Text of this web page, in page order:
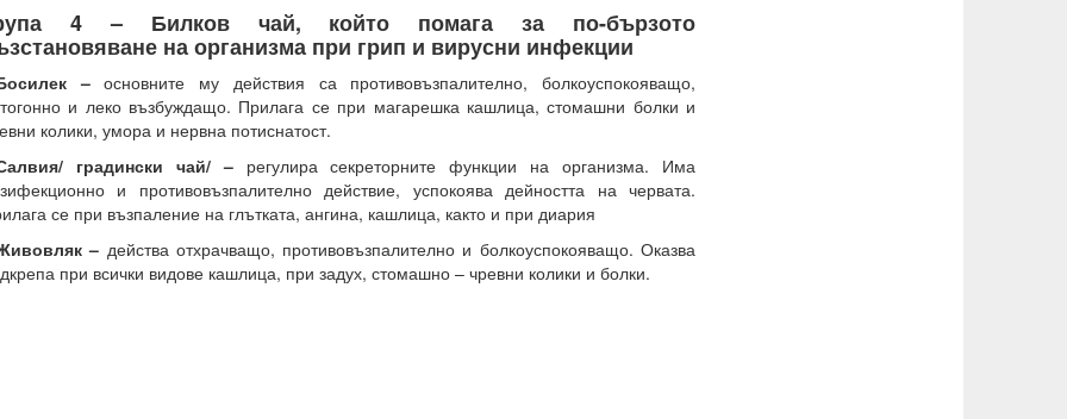
4 – Билков чай, който помага за по-бързото
на организма при грип и вирусни инфекции
–основните му действия са противовъзпалително, болкоуспокояващо,
и леко възбуждащо. Прилага се при магарешка кашлица, стомашни болки и
колики, умора и нервна потиснатост.
градински чай/ – регулира секреторните функции на организма. Има
и противовъзпалително действие, успокоява дейността на червата.
се при възпаление на глътката, ангина, кашлица, както и при диария
– действа отхрачващо, противовъзпалително и болкоуспокояващо. Оказва
при всички видове кашлица, при задух, стомашно – чревни колики и болки.